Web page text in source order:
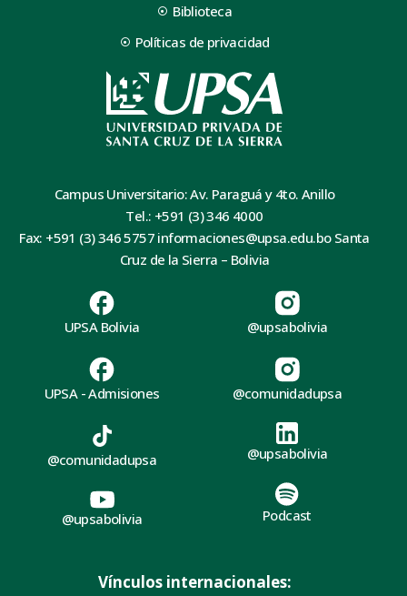
Biblioteca
Políticas de privacidad
Campus Universitario: Av. Paraguá y 4to. Anillo
Tel.: +591 (3) 346 4000
Fax: +591 (3) 346 5757 informaciones@upsa.edu.bo Santa
Cruz de la Sierra – Bolivia
UPSA Bolivia
UPSA - Admisiones
@upsabolivia
@comunidadupsa
@comunidadupsa
@upsabolivia
@upsabolivia
Podcast
Vínculos internacionales: